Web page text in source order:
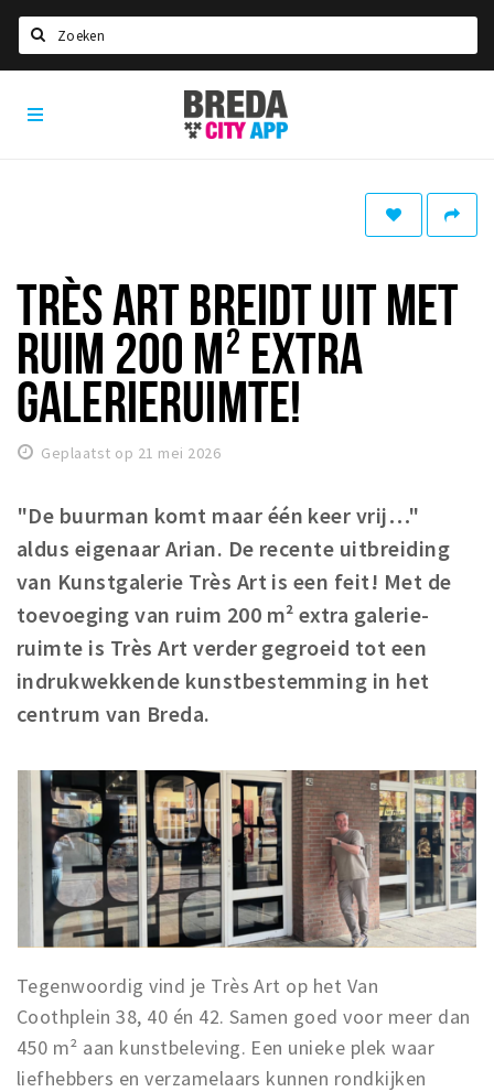
Home
Eten
Drinken
Slapen
Winkelgebieden
Parkeren
Bezienswaardigheden
Musea, theaters & podia
Uitjes & activiteiten
Toeristische routes
Baroniepoorten
Sport
Privacy
Inloggen
Breda
City
App
TRÈS ART BREIDT UIT MET
RUIM 200 M² EXTRA
GALERIE­RUIMTE!
Geplaatst op 21 mei 2026
"De buurman komt maar één keer vrij…"
aldus eigenaar Arian. De recente uitbreiding
van Kunstgalerie Très Art is een feit! Met de
toevoeging van ruim 200 m² extra galerie­
ruimte is Très Art verder gegroeid tot een
indrukwekkende kunstbestemming in het
centrum van Breda.
Tegenwoordig vind je Très Art op het Van
Coothplein 38, 40 én 42. Samen goed voor meer dan
450 m² aan kunstbeleving. Een unieke plek waar
liefhebbers en verzamelaars kunnen rondkijken